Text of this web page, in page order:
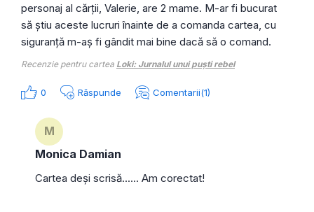
personaj al cărții, Valerie, are 2 mame. M-ar fi bucurat
să știu aceste lucruri înainte de a comanda cartea, cu
siguranță m-aș fi gândit mai bine dacă să o comand.
Recenzie pentru cartea Loki: Jurnalul unui puști rebel
0 Răspunde Comentarii(1)
M
Monica Damian
Cartea deși scrisă...... Am corectat!